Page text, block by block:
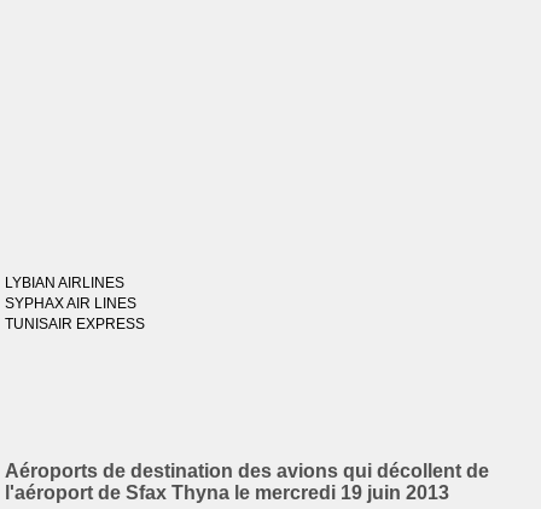
LYBIAN AIRLINES
SYPHAX AIR LINES
TUNISAIR EXPRESS
Aéroports de destination des avions qui décollent de
l'aéroport de Sfax Thyna le mercredi 19 juin 2013